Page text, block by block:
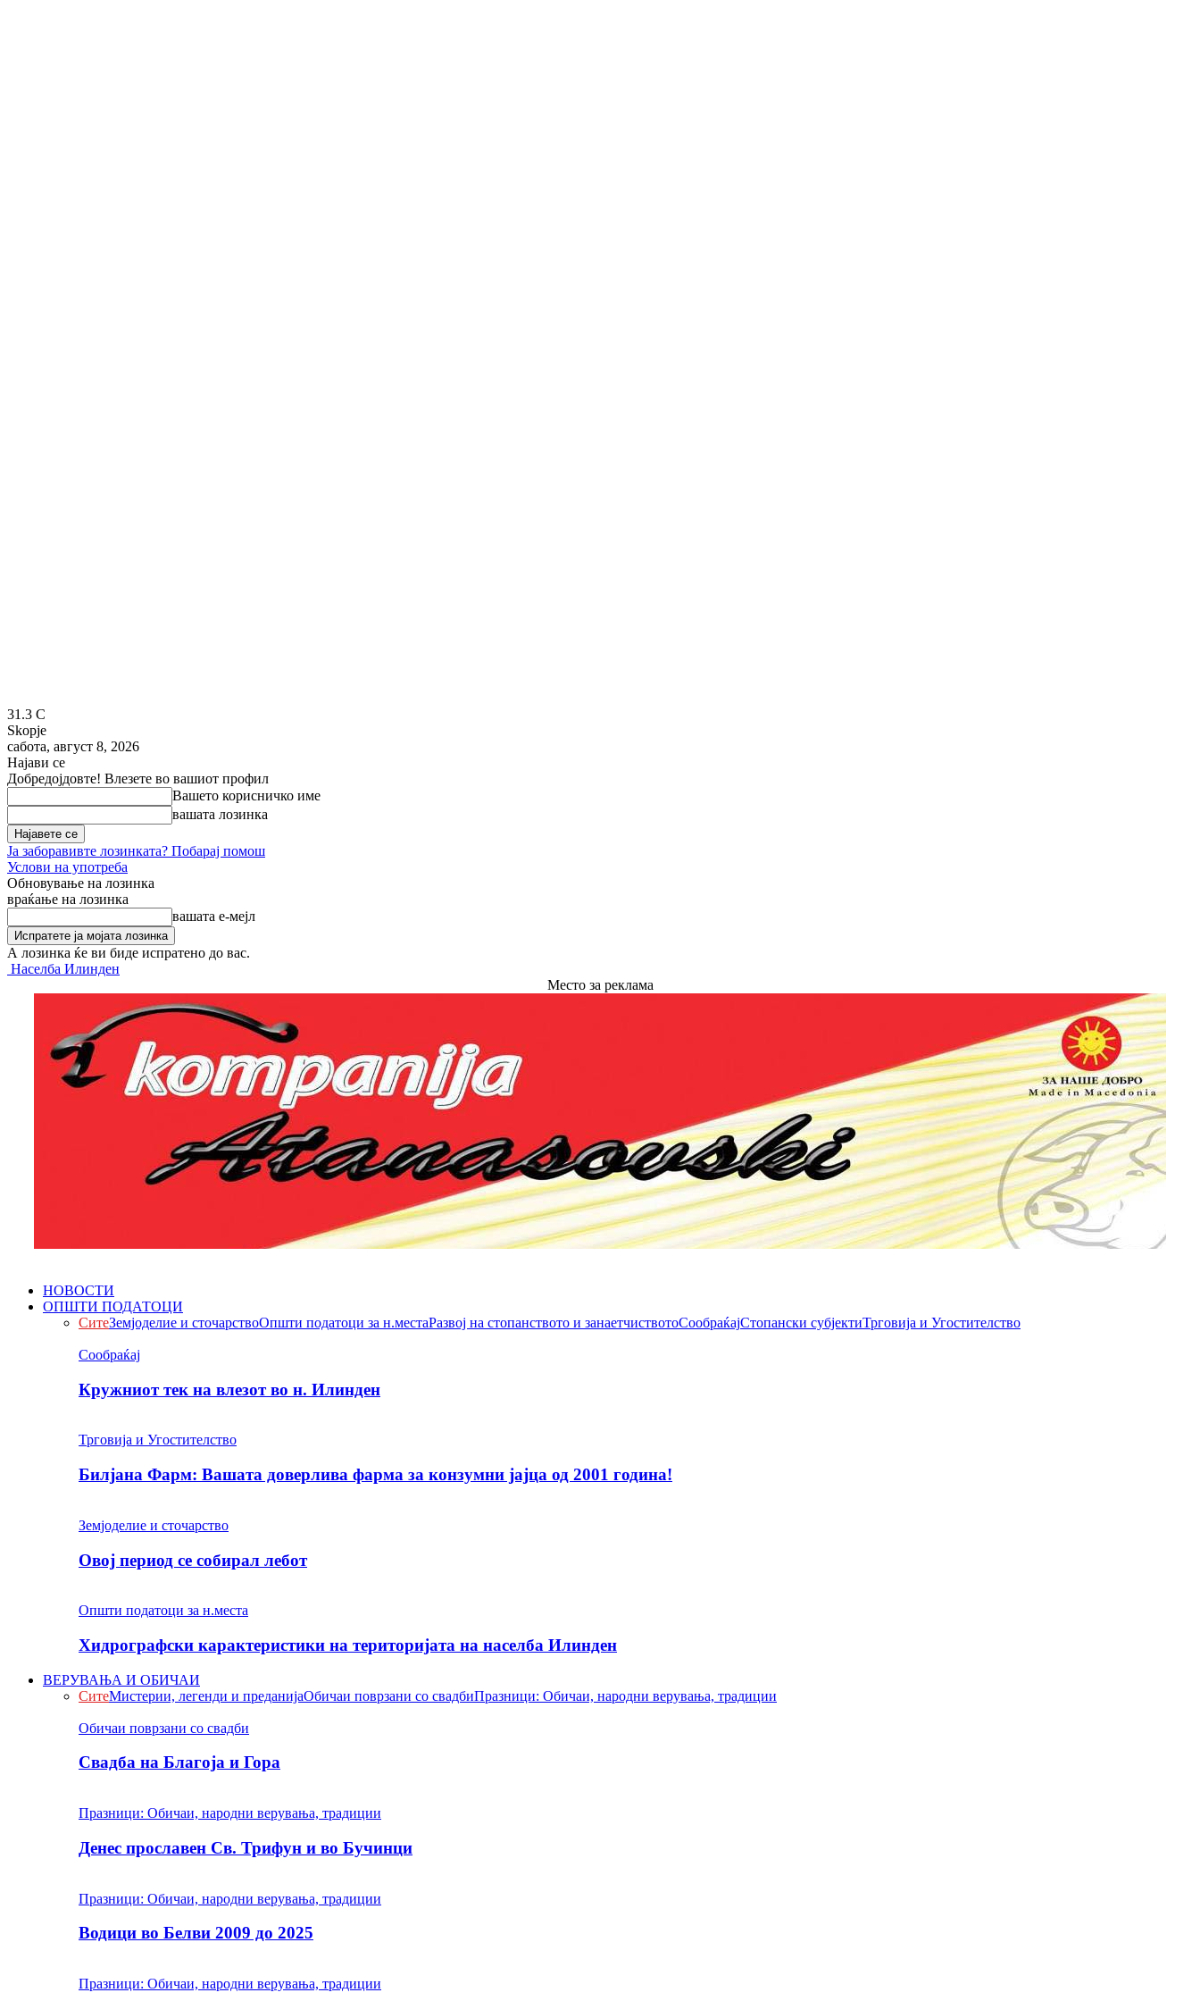
31.3 C
Skopje
сабота, август 8, 2026
Најави се
Добредојдовте! Влезете во вашиот профил
Вашето корисничко име
вашата лозинка
Ја заборавивте лозинката? Побарај помош
Услови на употреба
Обновување на лозинка
враќање на лозинка
вашата е-мејл
А лозинка ќе ви биде испратено до вас.
Населба Илинден
Место за реклама
НОВОСТИ
ОПШТИ ПОДАТОЦИ
СитеЗемјоделие и сточарствоОпшти податоци за н.местаРазвој на стопанството и занаетчиствотоСообраќајСтопански субјектиТрговија и Угостителство
Сообраќај
Кружниот тек на влезот во н. Илинден
Трговија и Угостителство
Билјана Фарм: Вашата доверлива фарма за конзумни јајца од 2001 година!
Земјоделие и сточарство
Овој период се собирал лебот
Општи податоци за н.места
Хидрографски карактеристики на територијата на населба Илинден
ВЕРУВАЊА И ОБИЧАИ
СитеМистерии, легенди и преданијаОбичаи поврзани со свадбиПразници: Обичаи, народни верувања, традиции
Обичаи поврзани со свадби
Свадба на Благоја и Гора
Празници: Обичаи, народни верувања, традиции
Денес прославен Св. Трифун и во Бучинци
Празници: Обичаи, народни верувања, традиции
Водици во Белви 2009 до 2025
Празници: Обичаи, народни верувања, традиции